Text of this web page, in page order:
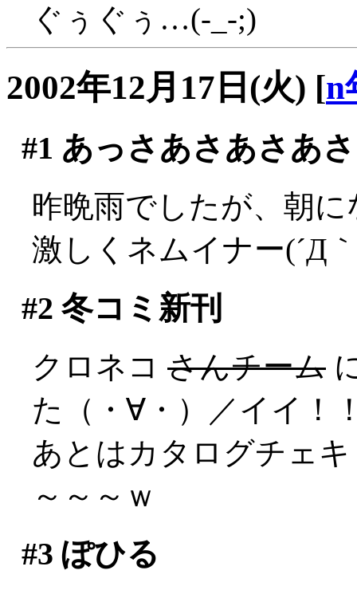
ぐぅぐぅ…(-_-;)
2002年12月17日(火) [n
#1 あっさあさあさあ
昨晩雨でしたが、朝
激しくネムイナー(´Д
#2 冬コミ新刊
クロネコ さんチーム
た（・∀・）／イイ！
あとはカタログチェ
～～～ｗ
#3 ぽひる